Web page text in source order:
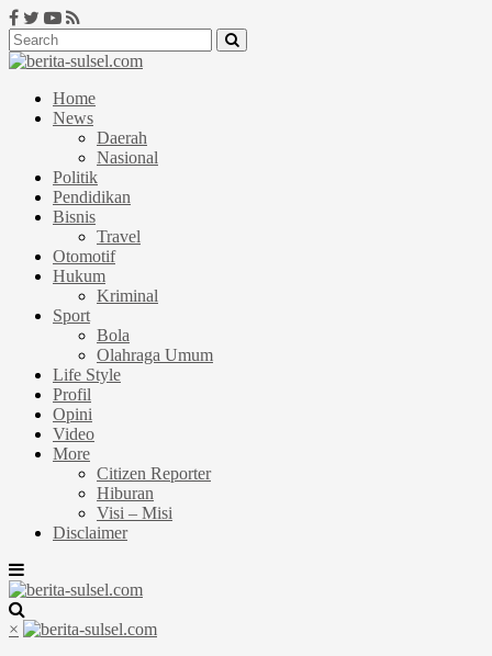
Home
News
Daerah
Nasional
Politik
Pendidikan
Bisnis
Travel
Otomotif
Hukum
Kriminal
Sport
Bola
Olahraga Umum
Life Style
Profil
Opini
Video
More
Citizen Reporter
Hiburan
Visi – Misi
Disclaimer
×